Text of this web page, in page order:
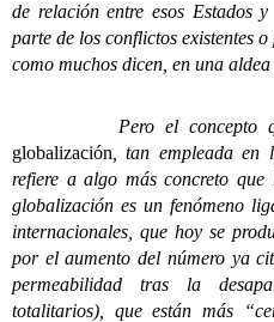
de relación entre esos Estados
parte de los conflictos existentes
como muchos dicen, en una
Pero el concepto que
globalización , tan empleada en
refiere a algo más concreto
globalización es un fenómeno
internacionales, que hoy se
por el aumento del número ya
permeabilidad tras la
totalitarios), que están más